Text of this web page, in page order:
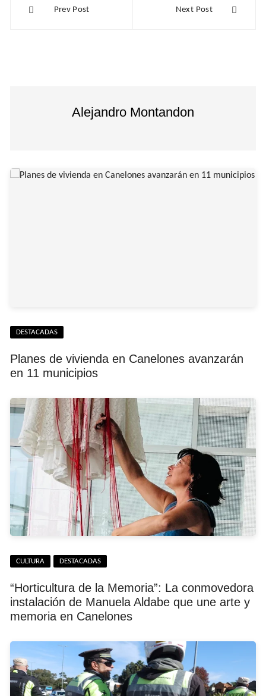
Prev Post Next Post
Alejandro Montandon
DESTACADAS
Planes de vivienda en Canelones avanzarán
en 11 municipios
CULTURA DESTACADAS
“Horticultura de la Memoria”: La conmovedora
instalación de Manuela Aldabe que une arte y
memoria en Canelones